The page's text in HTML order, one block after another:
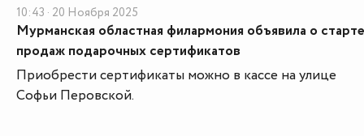
10:43 · 20 Ноября 2025
Мурманская областная филармония объявила о старте
продаж подарочных сертификатов
Приобрести сертификаты можно в кассе на улице
Софьи Перовской.